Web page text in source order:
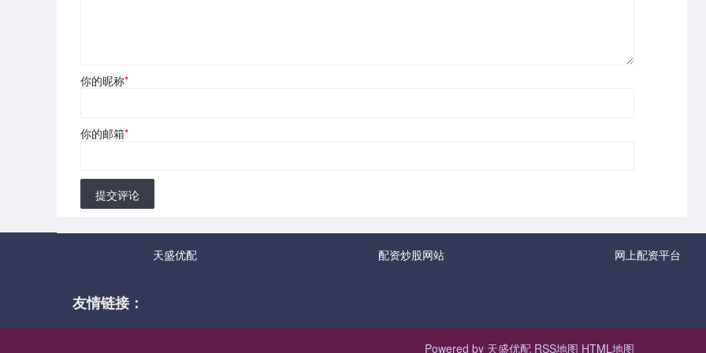
你的昵称*
你的邮箱*
提交评论
天盛优配 配资炒股网站 网上配资平台
友情链接：
Powered by 天盛优配 RSS地图 HTML地图